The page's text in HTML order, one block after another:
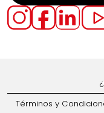
Términos y